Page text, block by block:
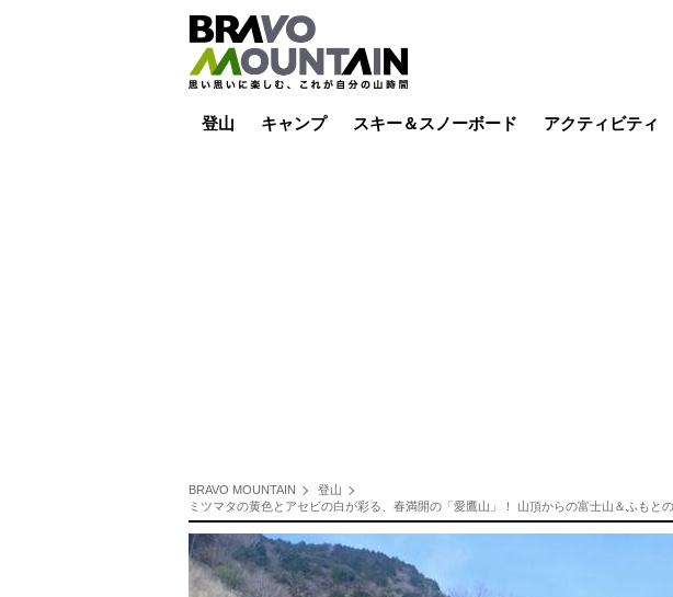
登山 キャンプ スキー＆スノーボード アクティビティ
BRAVO MOUNTAIN
登山
ミツマタの黄色とアセビの白が彩る、春満開の「愛鷹山」！ 山頂からの富士山＆ふもと